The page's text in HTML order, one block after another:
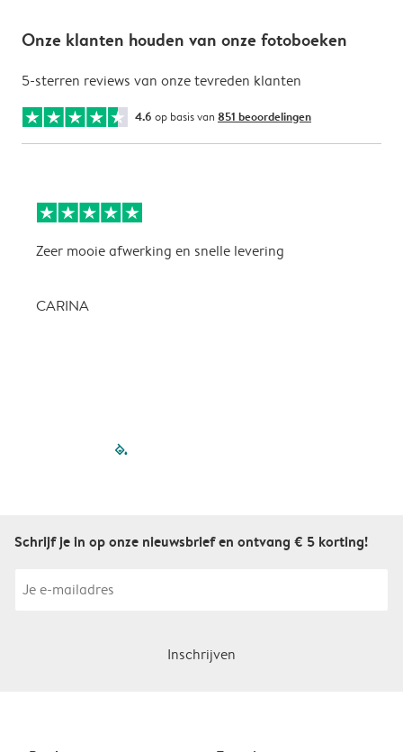
Onze klanten houden van onze fotoboeken
5-sterren reviews van onze tevreden klanten
4.6 op basis van 851 beoordelingen
Zeer mooie afwerking en snelle levering
CARINA
filled-pagination
Schrijf je in op onze nieuwsbrief en ontvang € 5 korting!
Inschrijven